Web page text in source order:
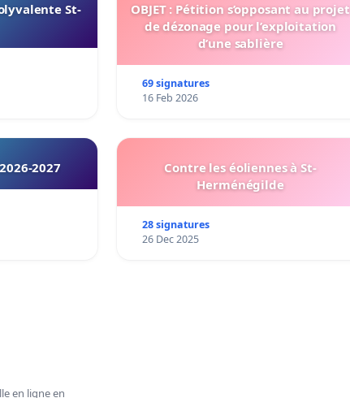
St-
OBJET : Pétition s’opposant au projet
de dézonage pour l’exploitation
d’une sablière
69 signatures
16 Feb 2026
2027
Contre les éoliennes à St-
Herménégilde
28 signatures
26 Dec 2025
en ligne en